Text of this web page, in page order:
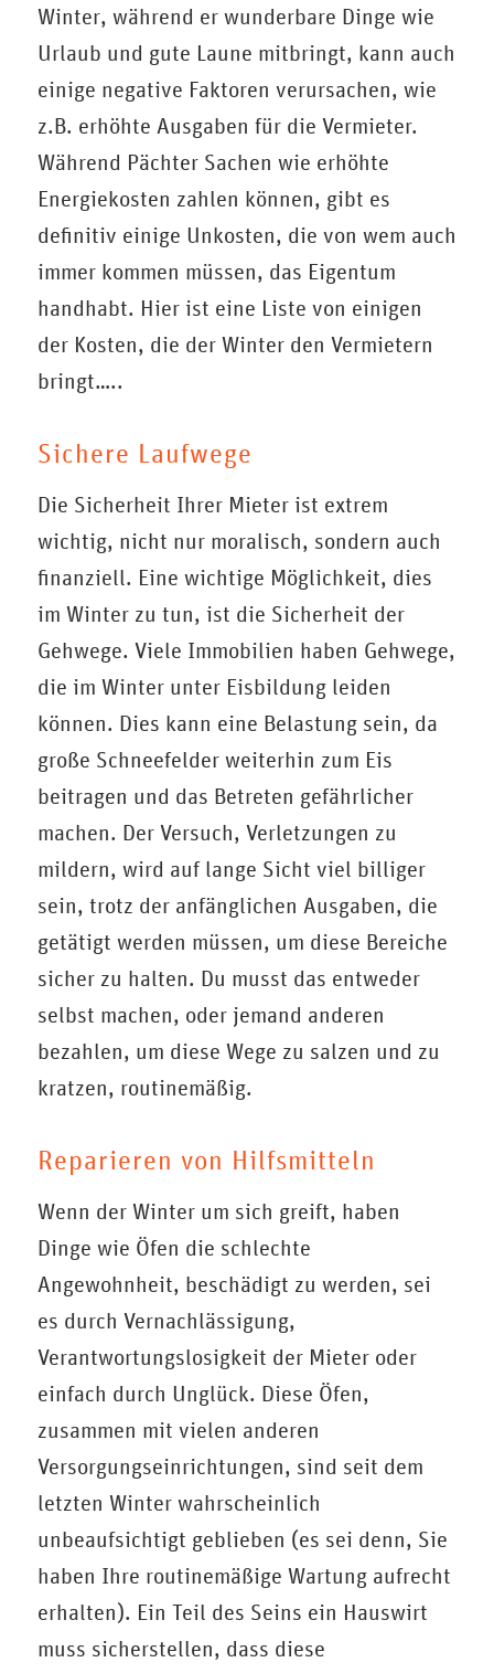
Winter, während er wunderbare Dinge wie
Urlaub und gute Laune mitbringt, kann auch
einige negative Faktoren verursachen, wie
z.B. erhöhte Ausgaben für die Vermieter.
Während Pächter Sachen wie erhöhte
Energiekosten zahlen können, gibt es
definitiv einige Unkosten, die von wem auch
immer kommen müssen, das Eigentum
handhabt. Hier ist eine Liste von einigen
der Kosten, die der Winter den Vermietern
bringt…..
Sichere Laufwege
Die Sicherheit Ihrer Mieter ist extrem
wichtig, nicht nur moralisch, sondern auch
finanziell. Eine wichtige Möglichkeit, dies
im Winter zu tun, ist die Sicherheit der
Gehwege. Viele Immobilien haben Gehwege,
die im Winter unter Eisbildung leiden
können. Dies kann eine Belastung sein, da
große Schneefelder weiterhin zum Eis
beitragen und das Betreten gefährlicher
machen. Der Versuch, Verletzungen zu
mildern, wird auf lange Sicht viel billiger
sein, trotz der anfänglichen Ausgaben, die
getätigt werden müssen, um diese Bereiche
sicher zu halten. Du musst das entweder
selbst machen, oder jemand anderen
bezahlen, um diese Wege zu salzen und zu
kratzen, routinemäßig.
Reparieren von Hilfsmitteln
Wenn der Winter um sich greift, haben
Dinge wie Öfen die schlechte
Angewohnheit, beschädigt zu werden, sei
es durch Vernachlässigung,
Verantwortungslosigkeit der Mieter oder
einfach durch Unglück. Diese Öfen,
zusammen mit vielen anderen
Versorgungseinrichtungen, sind seit dem
letzten Winter wahrscheinlich
unbeaufsichtigt geblieben (es sei denn, Sie
haben Ihre routinemäßige Wartung aufrecht
erhalten). Ein Teil des Seins ein Hauswirt
muss sicherstellen, dass diese